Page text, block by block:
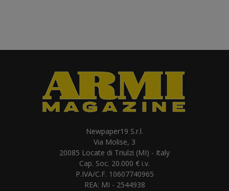
Newpaper19 S.r.l.
Via Molise, 3
20085 Locate di Triulzi (MI) - Italy
Cap. Soc. 20.000 € i.v.
P.IVA/C.F. 10607740965
REA: MI - 2544938